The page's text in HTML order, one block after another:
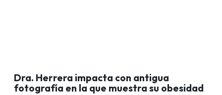
Dra. Herrera impacta con antigua
fotografía en la que muestra su obesidad